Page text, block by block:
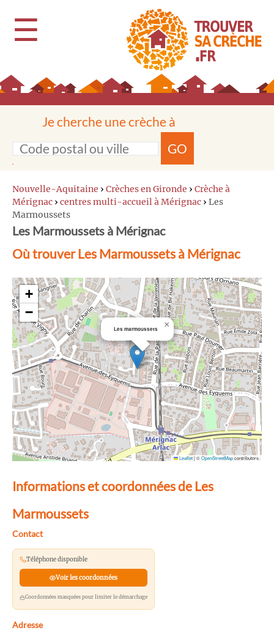
☰
Je cherche une crèche à
GO
Nouvelle-Aquitaine › Crèches en Gironde › Crèche à
Mérignac › centres multi-accueil à Mérignac › Les
Marmoussets
Les Marmoussets à Mérignac
Où trouver Les Marmoussets à Mérignac
Les marmoussets ×
+
−
Leaflet|©OpenStreetMapcontributors
Informations et coordonnées de Les
Marmoussets
Contact
Téléphone disponible
Voir les coordonnées
Coordonnées masquées pour limiter le démarchage
Adresse